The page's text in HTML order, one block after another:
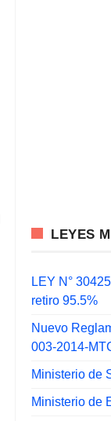
LEYES
LEY N°
retiro 95.5%
Nuevo
003-2014-
Ministerio de
Ministerio de